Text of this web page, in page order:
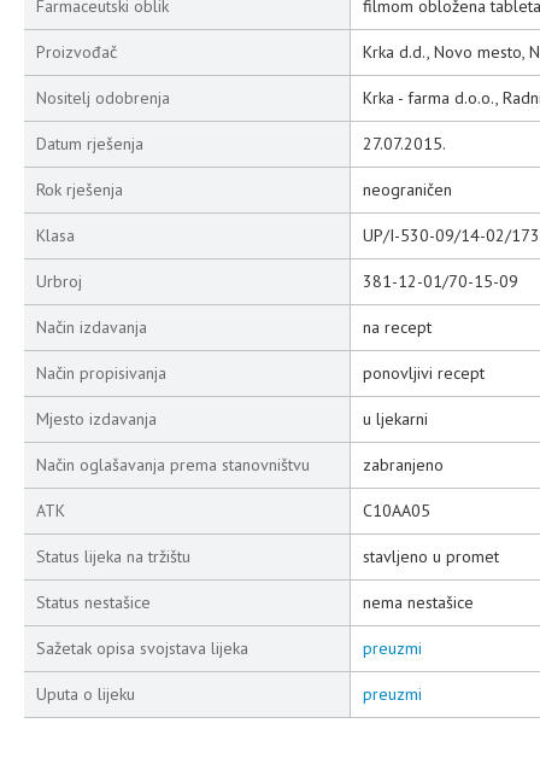
Farmaceutski oblik filmom obložena tableta
Proizvođač Krka d.d., Novo mesto,
Nositelj odobrenja Krka - farma d.o.o.,
Datum rješenja 27.07.2015.
Rok rješenja neograničen
Klasa UP/I-530-09/14-02/173
Urbroj 381-12-01/70-15-09
Način izdavanja na recept
Način propisivanja ponovljivi recept
Mjesto izdavanja u ljekarni
Način oglašavanja prema stanovništvu zabranjeno
ATK C10AA05
Status lijeka na tržištu stavljeno u promet
Status nestašice nema nestašice
Sažetak opisa svojstava lijeka preuzmi
Uputa o lijeku preuzmi